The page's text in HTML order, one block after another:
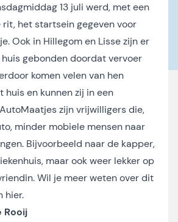
13 juli werd, met een
het startsein gegeven voor
Ook in Hillegom en Lisse zijn er
gebonden doordat vervoer
komen velen van hen
huis en kunnen zij in een
zijn vrijwilligers die,
minder mobiele mensen naar
Bijvoorbeeld naar de kapper,
maar ook weer lekker op
Wil je meer weten over dit
hier.
Rooij